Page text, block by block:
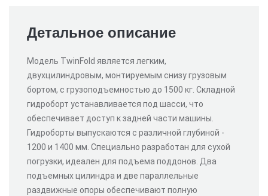
Детальное описание
Модель TwinFold является легким,
двухцилиндровым, монтируемым снизу грузовым
бортом, с грузоподъемностью до 1500 кг. Складной
гидроборт устанавливается под шасси, что
обеспечивает доступ к задней части машины.
Гидроборты выпускаются с различной глубиной -
1200 и 1400 мм. Специально разработан для сухой
погрузки, идеален для подъема поддонов. Два
подъемных цилиндра и две параллельные
раздвижные опоры обеспечивают полную